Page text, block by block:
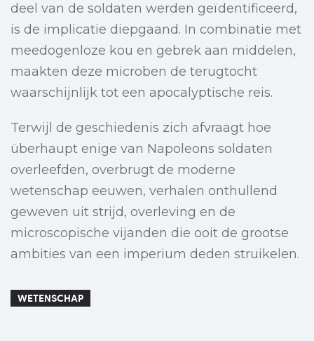
deel van de soldaten werden geïdentificeerd,
is de implicatie diepgaand. In combinatie met
meedogenloze kou en gebrek aan middelen,
maakten deze microben de terugtocht
waarschijnlijk tot een apocalyptische reis.
Terwijl de geschiedenis zich afvraagt hoe
überhaupt enige van Napoleons soldaten
overleefden, overbrugt de moderne
wetenschap eeuwen, verhalen onthullend
geweven uit strijd, overleving en de
microscopische vijanden die ooit de grootse
ambities van een imperium deden struikelen.
WETENSCHAP